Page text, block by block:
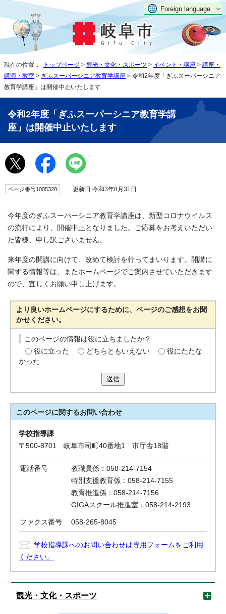
Foreign language
現在の位置： トップページ > 観光・文化・スポーツ > イベント・講座 > 講座・
講演・教室 > ぎふスーパーシニア教育学講座 > 令和2年度「ぎふスーパーシニア
教育学講座」は開催中止いたします
令和2年度「ぎふスーパーシニア教育学講
座」は開催中止いたします
ページ番号1005328 更新日 令和3年8月31日
今年度のぎふスーパーシニア教育学講座は、新型コロナウイルス
の流行により、開催中止となりました。ご応募をお考えいただい
た皆様、申し訳ございません。
来年度の開講に向けて、改めて検討を行ってまいります。開講に
関する情報等は、またホームページでご案内させていただきます
ので、宜しくお願い申し上げます。
より良いホームページにするために、ページのご感想をお聞
かせください。
このページの情報は役に立ちましたか？
役に立った
どちらともいえない
役にたたな
かった
送信
このページに関するお問い合わせ
学校指導課
〒500-8701 岐阜市司町40番地1 市庁舎18階
電話番号
教職員係：058-214-7154
特別支援教育係：058-214-7155
教育推進係：058-214-7156
GIGAスクール推進室：058-214-2193
ファクス番号 058-265-8045
学校指導課へのお問い合わせは専用フォームをご利用
ください。
観光・文化・スポーツ